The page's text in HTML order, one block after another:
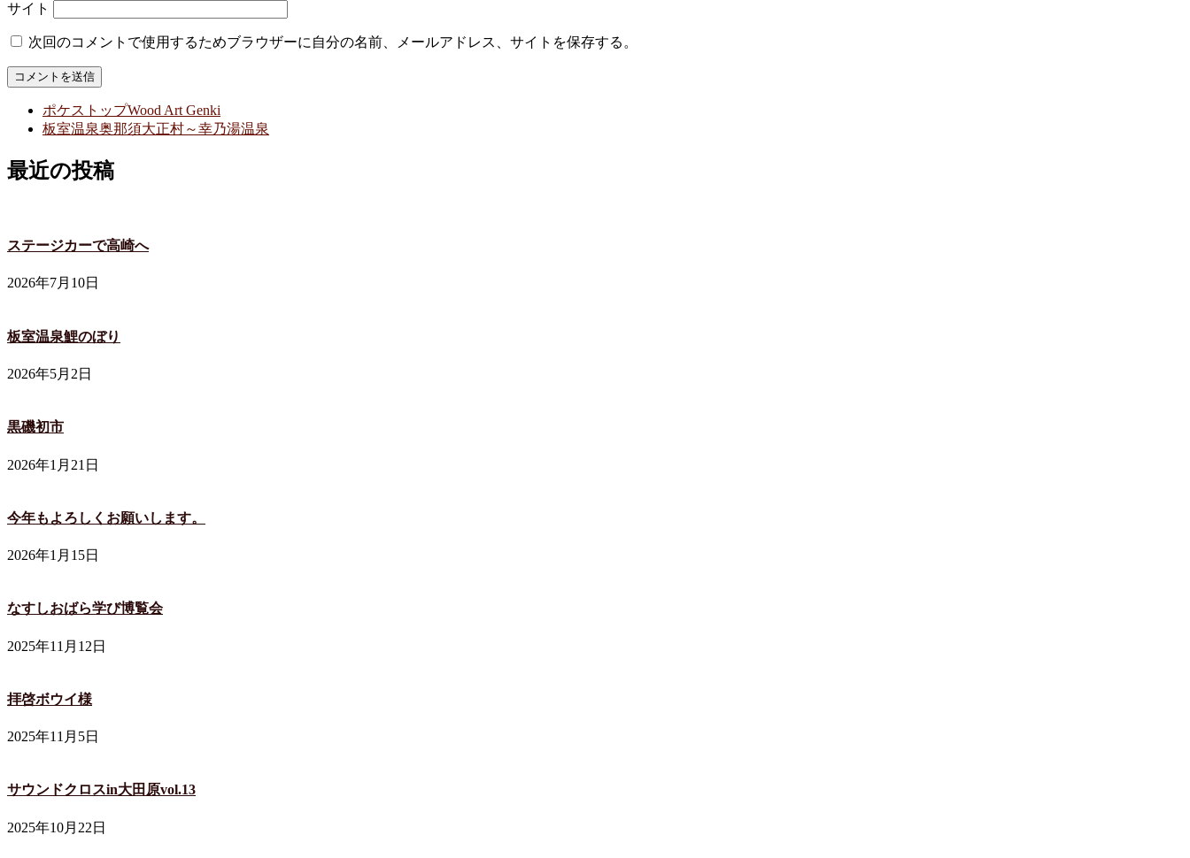
サイト
次回のコメントで使用するためブラウザーに自分の名前、メールアドレス、サイトを保存する。
ポケストップWood Art Genki
板室温泉奥那須大正村～幸乃湯温泉
最近の投稿
ステージカーで高崎へ
2026年7月10日
板室温泉鯉のぼり
2026年5月2日
黒磯初市
2026年1月21日
今年もよろしくお願いします。
2026年1月15日
なすしおばら学び博覧会
2025年11月12日
拝啓ボウイ様
2025年11月5日
サウンドクロスin大田原vol.13
2025年10月22日